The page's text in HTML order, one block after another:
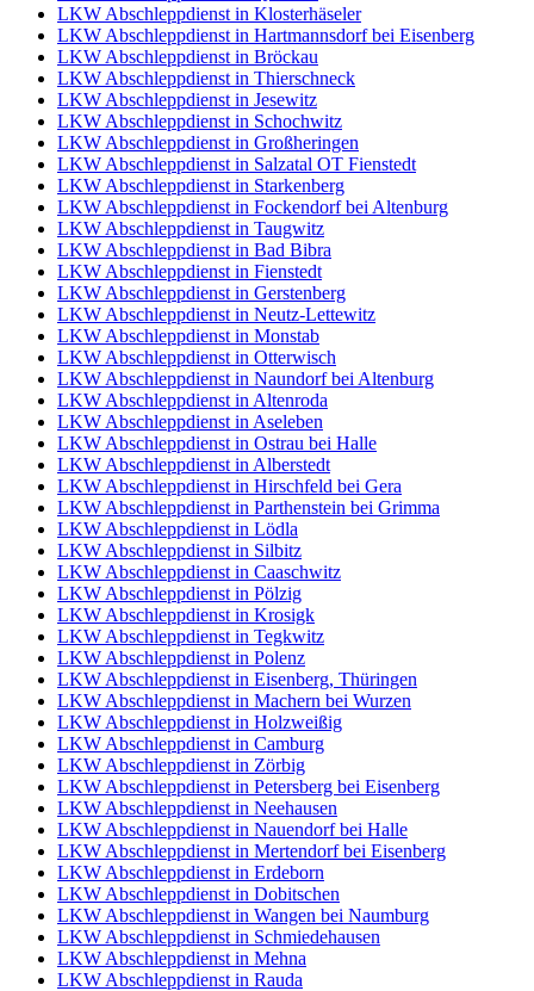
LKW Abschleppdienst in Klosterhäseler
LKW Abschleppdienst in Hartmannsdorf bei Eisenberg
LKW Abschleppdienst in Bröckau
LKW Abschleppdienst in Thierschneck
LKW Abschleppdienst in Jesewitz
LKW Abschleppdienst in Schochwitz
LKW Abschleppdienst in Großheringen
LKW Abschleppdienst in Salzatal OT Fienstedt
LKW Abschleppdienst in Starkenberg
LKW Abschleppdienst in Fockendorf bei Altenburg
LKW Abschleppdienst in Taugwitz
LKW Abschleppdienst in Bad Bibra
LKW Abschleppdienst in Fienstedt
LKW Abschleppdienst in Gerstenberg
LKW Abschleppdienst in Neutz-Lettewitz
LKW Abschleppdienst in Monstab
LKW Abschleppdienst in Otterwisch
LKW Abschleppdienst in Naundorf bei Altenburg
LKW Abschleppdienst in Altenroda
LKW Abschleppdienst in Aseleben
LKW Abschleppdienst in Ostrau bei Halle
LKW Abschleppdienst in Alberstedt
LKW Abschleppdienst in Hirschfeld bei Gera
LKW Abschleppdienst in Parthenstein bei Grimma
LKW Abschleppdienst in Lödla
LKW Abschleppdienst in Silbitz
LKW Abschleppdienst in Caaschwitz
LKW Abschleppdienst in Pölzig
LKW Abschleppdienst in Krosigk
LKW Abschleppdienst in Tegkwitz
LKW Abschleppdienst in Polenz
LKW Abschleppdienst in Eisenberg, Thüringen
LKW Abschleppdienst in Machern bei Wurzen
LKW Abschleppdienst in Holzweißig
LKW Abschleppdienst in Camburg
LKW Abschleppdienst in Zörbig
LKW Abschleppdienst in Petersberg bei Eisenberg
LKW Abschleppdienst in Neehausen
LKW Abschleppdienst in Nauendorf bei Halle
LKW Abschleppdienst in Mertendorf bei Eisenberg
LKW Abschleppdienst in Erdeborn
LKW Abschleppdienst in Dobitschen
LKW Abschleppdienst in Wangen bei Naumburg
LKW Abschleppdienst in Schmiedehausen
LKW Abschleppdienst in Mehna
LKW Abschleppdienst in Rauda